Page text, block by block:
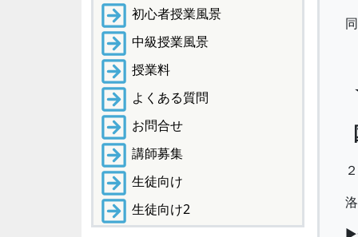
初心者授業風景
中級授業風景
授業料
よくある質問
お問合せ
講師募集
生徒向け
生徒向け2